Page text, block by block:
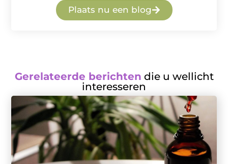
Plaats nu een blog
Gerelateerde berichten die u wellicht
interesseren